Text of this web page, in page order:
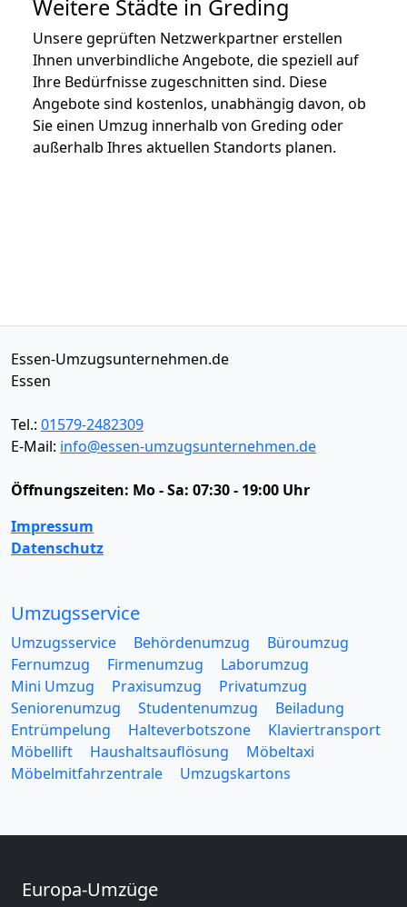
Weitere Städte in Greding
Unsere geprüften Netzwerkpartner erstellen
Ihnen unverbindliche Angebote, die speziell auf
Ihre Bedürfnisse zugeschnitten sind. Diese
Angebote sind kostenlos, unabhängig davon, ob
Sie einen Umzug innerhalb von Greding oder
außerhalb Ihres aktuellen Standorts planen.
Essen-Umzugsunternehmen.de
Essen
Tel.: 01579-2482309
E-Mail: info@essen-umzugsunternehmen.de
Öffnungszeiten: Mo - Sa: 07:30 - 19:00 Uhr
Impressum
Datenschutz
Umzugsservice
Umzugsservice Behördenumzug
Büroumzug
Fernumzug
Firmenumzug
Laborumzug
Mini Umzug
Praxisumzug
Privatumzug
Seniorenumzug
Studentenumzug
Beiladung
Entrümpelung
Halteverbotszone
Klaviertransport
Möbellift
Haushaltsauflösung
Möbeltaxi
Möbelmitfahrzentrale
Umzugskartons
Europa-Umzüge